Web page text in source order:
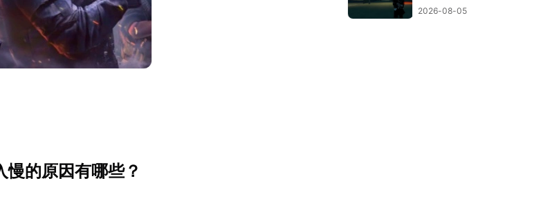
的原因有哪些？
方案！
2026-08-05